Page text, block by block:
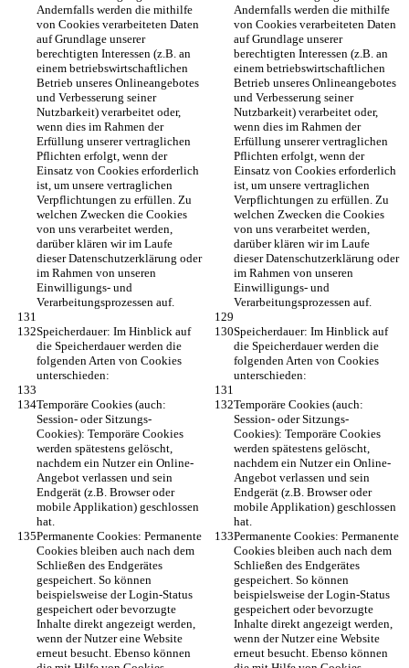
Andernfalls werden die mithilfe
von Cookies verarbeiteten Daten
auf Grundlage unserer
berechtigten Interessen (z.B. an
einem betriebswirtschaftlichen
Betrieb unseres Onlineangebotes
und Verbesserung seiner
Nutzbarkeit) verarbeitet oder,
wenn dies im Rahmen der
Erfüllung unserer vertraglichen
Pflichten erfolgt, wenn der
Einsatz von Cookies erforderlich
ist, um unsere vertraglichen
Verpflichtungen zu erfüllen. Zu
welchen Zwecken die Cookies
von uns verarbeitet werden,
darüber klären wir im Laufe
dieser Datenschutzerklärung oder
im Rahmen von unseren
Einwilligungs- und
Verarbeitungsprozessen auf.
Andernfalls werden die mithilfe
von Cookies verarbeiteten Daten
auf Grundlage unserer
berechtigten Interessen (z.B. an
einem betriebswirtschaftlichen
Betrieb unseres Onlineangebotes
und Verbesserung seiner
Nutzbarkeit) verarbeitet oder,
wenn dies im Rahmen der
Erfüllung unserer vertraglichen
Pflichten erfolgt, wenn der
Einsatz von Cookies erforderlich
ist, um unsere vertraglichen
Verpflichtungen zu erfüllen. Zu
welchen Zwecken die Cookies
von uns verarbeitet werden,
darüber klären wir im Laufe
dieser Datenschutzerklärung oder
im Rahmen von unseren
Einwilligungs- und
Verarbeitungsprozessen auf.
Speicherdauer: Im Hinblick auf
die Speicherdauer werden die
folgenden Arten von Cookies
unterschieden:
Speicherdauer: Im Hinblick auf
die Speicherdauer werden die
folgenden Arten von Cookies
unterschieden:
Temporäre Cookies (auch:
Session- oder Sitzungs-
Cookies): Temporäre Cookies
werden spätestens gelöscht,
nachdem ein Nutzer ein Online-
Angebot verlassen und sein
Endgerät (z.B. Browser oder
mobile Applikation) geschlossen
hat.
Temporäre Cookies (auch:
Session- oder Sitzungs-
Cookies): Temporäre Cookies
werden spätestens gelöscht,
nachdem ein Nutzer ein Online-
Angebot verlassen und sein
Endgerät (z.B. Browser oder
mobile Applikation) geschlossen
hat.
Permanente Cookies: Permanente
Cookies bleiben auch nach dem
Schließen des Endgerätes
gespeichert. So können
beispielsweise der Login-Status
gespeichert oder bevorzugte
Inhalte direkt angezeigt werden,
wenn der Nutzer eine Website
erneut besucht. Ebenso können
Permanente Cookies: Permanente
Cookies bleiben auch nach dem
Schließen des Endgerätes
gespeichert. So können
beispielsweise der Login-Status
gespeichert oder bevorzugte
Inhalte direkt angezeigt werden,
wenn der Nutzer eine Website
erneut besucht. Ebenso können